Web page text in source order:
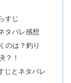
すじ
タバレ感想
のは？釣り
？！
じとネタバレ